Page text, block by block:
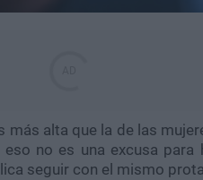
alta que la de las
no es una excusa
seguir con el mismo